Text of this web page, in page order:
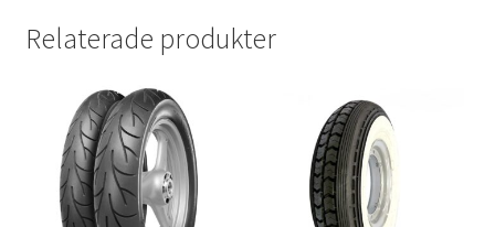
Relaterade produkter